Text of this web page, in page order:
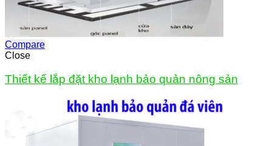
Compare
Close
Thiết kế lắp đặt kho lạnh bảo quản nông sản